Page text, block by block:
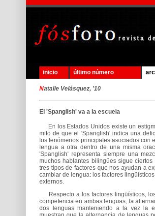
inicio último número
Natalie Velásquez, '10
El 'Spanglish' va a la escuela
En los Estados Unidos existe un
mito de que el 'Spanglish' indica una
los fenómenos principales asociados con
lengua a otra dentro de una misma
'Spanglish' representa siempre una
muchos hablantes bilingües sigue
tres tipos de factores que nos ayudan a
cambiar de lengua: los factores
externos.
Respecto a los factores lingüísticos,
competencia en ambas lenguas, la
dos lenguas manteniendo a la vez la